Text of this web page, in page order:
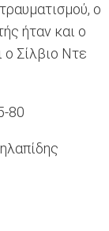
ο
ήταν και ο
ο Σίλβιο Ντε
80